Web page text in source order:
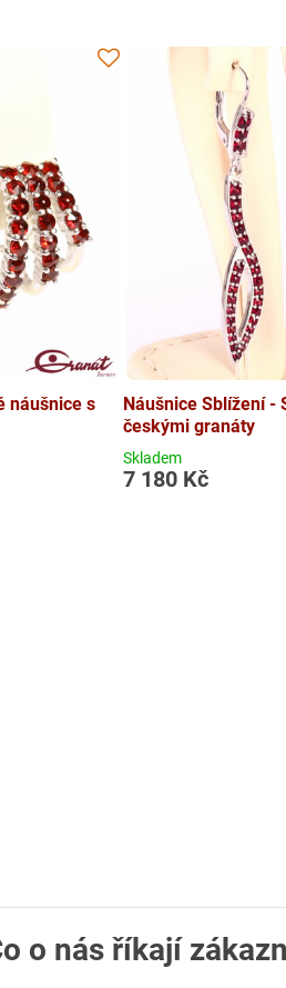
náušnice s
Náušnice Sblížení -
českými granáty
Skladem
7 180 Kč
o nás říkají